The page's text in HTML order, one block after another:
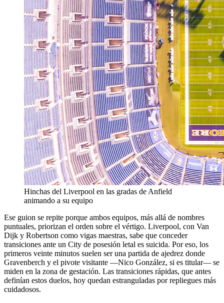
Hinchas del Liverpool en las gradas de Anfield
animando a su equipo
Ese guion se repite porque ambos equipos, más allá de nombres
puntuales, priorizan el orden sobre el vértigo. Liverpool, con Van
Dijk y Robertson como vigas maestras, sabe que conceder
transiciones ante un City de posesión letal es suicida. Por eso, los
primeros veinte minutos suelen ser una partida de ajedrez donde
Gravenberch y el pivote visitante —Nico González, si es titular— se
miden en la zona de gestación. Las transiciones rápidas, que antes
definían estos duelos, hoy quedan estranguladas por repliegues más
cuidadosos.